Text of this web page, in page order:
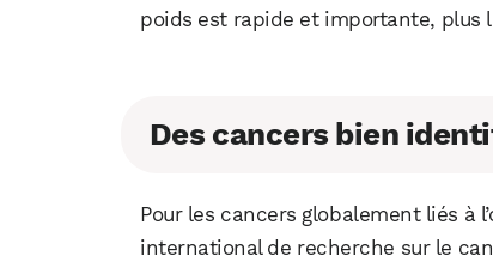
poids est rapide et importante, plus
Des cancers bien
Pour les cancers globalement liés à
international de recherche sur le